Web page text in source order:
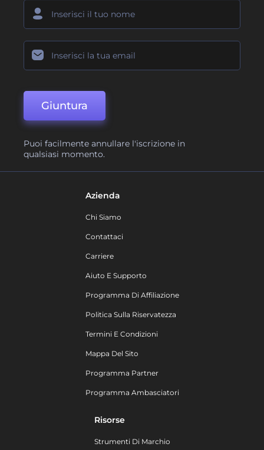
Giuntura
Puoi facilmente annullare l'iscrizione in
qualsiasi momento.
Azienda
Chi Siamo
Contattaci
Carriere
Aiuto E Supporto
Programma Di Affiliazione
Politica Sulla Riservatezza
Termini E Condizioni
Mappa Del Sito
Programma Partner
Programma Ambasciatori
Risorse
Strumenti Di Marchio